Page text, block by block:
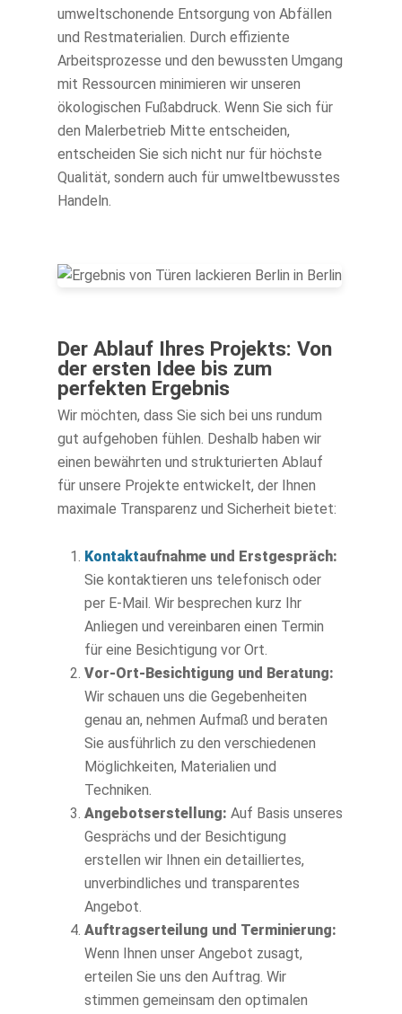
umweltschonende Entsorgung von Abfällen
und Restmaterialien. Durch effiziente
Arbeitsprozesse und den bewussten Umgang
mit Ressourcen minimieren wir unseren
ökologischen Fußabdruck. Wenn Sie sich für
den Malerbetrieb Mitte entscheiden,
entscheiden Sie sich nicht nur für höchste
Qualität, sondern auch für umweltbewusstes
Handeln.
Der Ablauf Ihres Projekts: Von
der ersten Idee bis zum
perfekten Ergebnis
Wir möchten, dass Sie sich bei uns rundum
gut aufgehoben fühlen. Deshalb haben wir
einen bewährten und strukturierten Ablauf
für unsere Projekte entwickelt, der Ihnen
maximale Transparenz und Sicherheit bietet:
Kontaktaufnahme und Erstgespräch:
Sie kontaktieren uns telefonisch oder
per E-Mail. Wir besprechen kurz Ihr
Anliegen und vereinbaren einen Termin
für eine Besichtigung vor Ort.
Vor-Ort-Besichtigung und Beratung:
Wir schauen uns die Gegebenheiten
genau an, nehmen Aufmaß und beraten
Sie ausführlich zu den verschiedenen
Möglichkeiten, Materialien und
Techniken.
Angebotserstellung: Auf Basis unseres
Gesprächs und der Besichtigung
erstellen wir Ihnen ein detailliertes,
unverbindliches und transparentes
Angebot.
Auftragserteilung und Terminierung:
Wenn Ihnen unser Angebot zusagt,
erteilen Sie uns den Auftrag. Wir
stimmen gemeinsam den optimalen